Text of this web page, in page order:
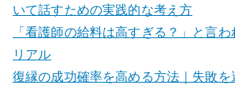
いて話すための実践的な考え方
「看護師の給料は高すぎる？」と言
リアル
復縁の成功確率を高める方法｜失敗を